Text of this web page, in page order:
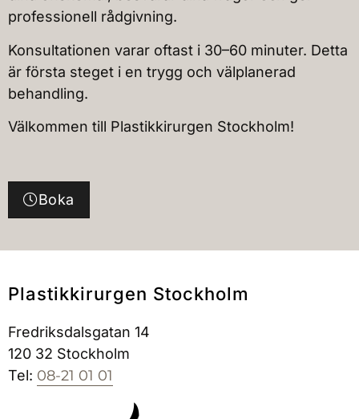
10
professionell rådgivning.
Konsultationen varar oftast i 30–60 minuter. Detta
är första steget i en trygg och välplanerad
behandling.
Välkommen till Plastikkirurgen Stockholm!
Boka
Plastikkirurgen Stockholm
Fredriksdalsgatan 14
120 32 Stockholm
Tel: 08-21 01 01